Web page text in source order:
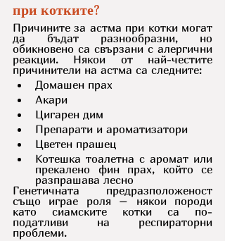
при котките?
Причините за астма при котки могат
да бъдат разнообразни, но
обикновено са свързани с алергични
реакции. Някои от най-честите
причинители на астма са следните:
Домашен прах
Акари
Цигарен дим
Препарати и ароматизатори
Цветен прашец
Котешка тоалетна с аромат или
прекалено фин прах, който се
разпрашава лесно
Генетичната предразположеност
също играе роля – някои породи
като сиамските котки са по-
податливи на респираторни
проблеми.